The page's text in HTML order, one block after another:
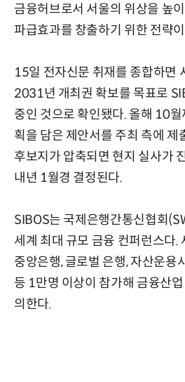
금융허브로서 서울의 위상을 높
파급효과를 창출하기 위한 전략
15일 전자신문 취재를 종합하면
2031년 개최권 확보를 목표로
중인 것으로 확인됐다. 올해 10
획을 담은 제안서를 주최 측에 제
후보지가 압축되면 현지 실사가
내년 1월경 결정된다.
SIBOS는 국제은행간통신협회
세계 최대 규모 금융 컨퍼런스다
중앙은행, 글로벌 은행, 자산운용
등 1만명 이상이 참가해 금융산
의한다.